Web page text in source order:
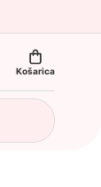
Košarica